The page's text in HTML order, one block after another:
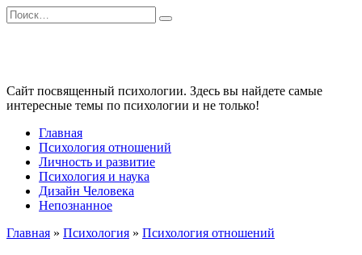
Перейти
к
Search
for:
Сайт посвященный психологии. Здесь вы найдете самые
интересные темы по психологии и не только!
Главная
Психология отношений
Личность и развитие
Психология и наука
Дизайн Человека
Непознанное
Главная » Психология » Психология отношений